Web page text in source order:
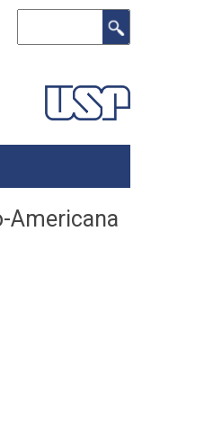
Americana